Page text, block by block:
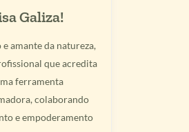
Galiza!
amante da natureza,
que acredita
ferramenta
colaborando
e empoderamento